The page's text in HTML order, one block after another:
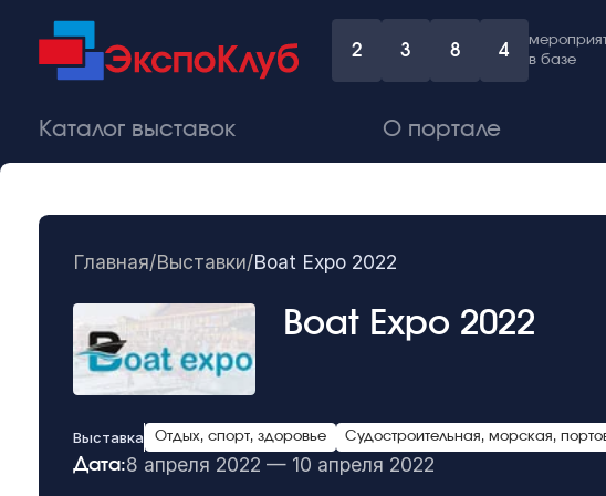
2 3 8 4
в базе
Каталог выставок О портале
Главная/Выставки/Boat Expo 2022
Boat Expo 2022
Выставка Отдых, спорт, здоровье Судостроительная, морская,
Дата:8 апреля 2022 — 10 апреля 2022